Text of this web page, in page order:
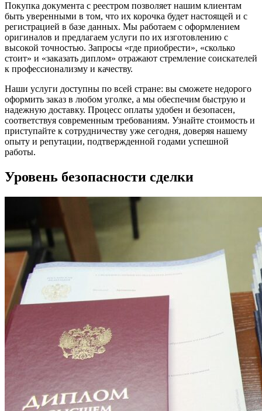
Покупка документа с реестром позволяет нашим клиентам
быть уверенными в том, что их корочка будет настоящей и с
регистрацией в базе данных. Мы работаем с оформлением
оригиналов и предлагаем услуги по их изготовлению с
высокой точностью. Запросы «где приобрести», «сколько
стоит» и «заказать диплом» отражают стремление соискателей
к профессионализму и качеству.
Наши услуги доступны по всей стране: вы сможете недорого
оформить заказ в любом уголке, а мы обеспечим быструю и
надежную доставку. Процесс оплаты удобен и безопасен,
соответствуя современным требованиям. Узнайте стоимость и
приступайте к сотрудничеству уже сегодня, доверяя нашему
опыту и репутации, подтвержденной годами успешной
работы.
Уровень безопасности сделки